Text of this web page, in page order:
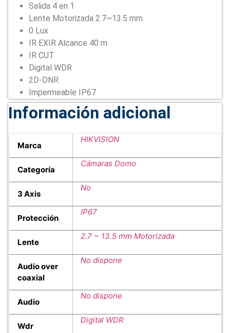
Salida 4 en 1
Lente Motorizada 2.7~13.5 mm
0 Lux
IR EXIR Alcance 40 m
IR CUT
Digital WDR
2D-DNR
Impermeable IP67
Información adicional
Marca
HIKVISION
Categoría
Cámaras Domo
3 Axis
No
Protección
IP67
Lente
2.7 ~ 13.5 mm Motorizada
Audio over
coaxial
No dispone
Audio
No dispone
Wdr
Digital WDR